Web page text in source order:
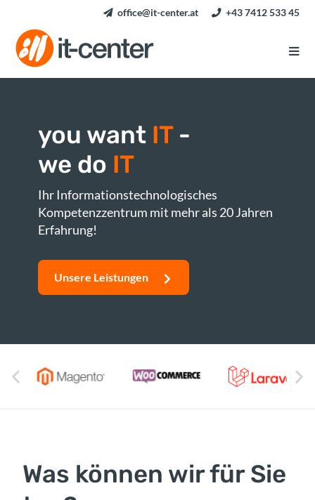
office@it-center.at +43 7412 533 45
you want IT-
we do IT
Ihr Informations­technologisches
Kompetenz­zentrum mit mehr als 20 Jahren
Erfahrung!
Unsere Leistungen
Was können wir für Sie